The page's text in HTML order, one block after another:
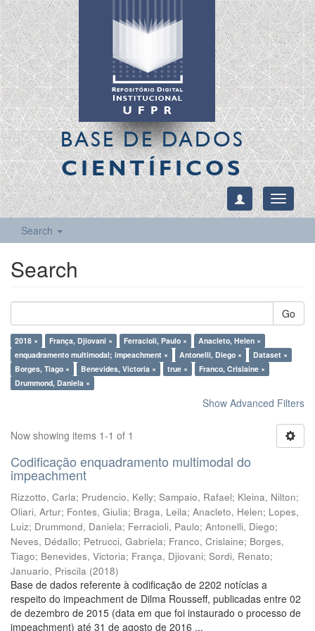
BASE DE DADOS
CIENTÍFICOS
Toggle
Search
Search
Go
2018 × França, Djiovani × Ferracioli, Paulo ×
Anacleto, Helen ×
enquadramento multimodal; impeachment ×
Antonelli, Diego ×
Dataset ×
Borges, Tiago ×
Benevides, Victoria × true ×
Franco, Crislaine ×
Drummond, Daniela ×
Show Advanced Filters
Now showing items 1-1 of 1
Codificação enquadramento multimodal do
impeachment
Rizzotto, Carla; Prudencio, Kelly; Sampaio, Rafael; Kleina, Nilton;
Oliari, Artur; Fontes, Giulia; Braga, Leila; Anacleto, Helen; Lopes,
Luiz; Drummond, Daniela; Ferracioli, Paulo; Antonelli, Diego;
Neves, Dédallo; Petrucci, Gabriela; Franco, Crislaine; Borges,
Tiago; Benevides, Victoria; França, Djiovani; Sordi, Renato;
Januario, Priscila (2018)
Base de dados referente à codificação de 2202 notícias a
respeito do impeachment de Dilma Rousseff, publicadas entre 02
de dezembro de 2015 (data em que foi instaurado o processo de
impeachment) até 31 de agosto de 2016 ...